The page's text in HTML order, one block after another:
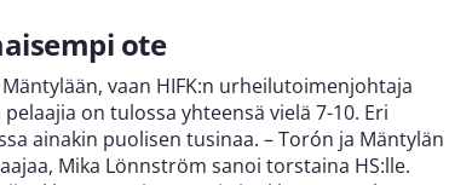
ote
vaan HIFK:n urheilutoimenjohtaja
on tulossa yhteensä vielä 7-10. Eri
ainakin puolisen tusinaa. – Torón ja Mäntylän
Mika Lönnström sanoi torstaina HS:lle.